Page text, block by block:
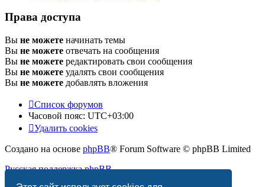
Права доступа
Вы не можете начинать темы
Вы не можете отвечать на сообщения
Вы не можете редактировать свои сообщения
Вы не можете удалять свои сообщения
Вы не можете добавлять вложения
Список форумов
Часовой пояс: UTC+03:00
Удалить cookies
Создано на основе phpBB® Forum Software © phpBB Limited
Русская поддержка phpBB